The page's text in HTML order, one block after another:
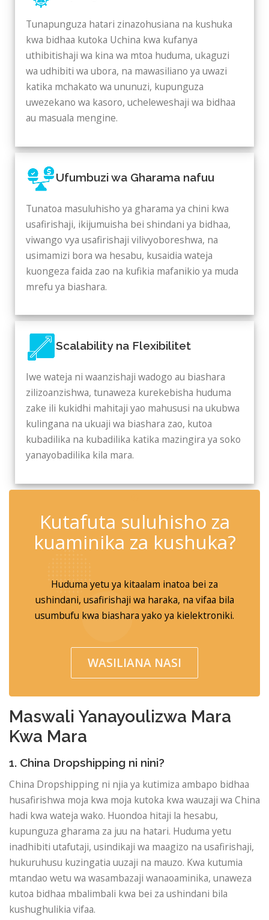
Tunapunguza hatari zinazohusiana na kushuka
kwa bidhaa kutoka Uchina kwa kufanya
uthibitishaji wa kina wa mtoa huduma, ukaguzi
wa udhibiti wa ubora, na mawasiliano ya uwazi
katika mchakato wa ununuzi, kupunguza
uwezekano wa kasoro, ucheleweshaji wa bidhaa
au masuala mengine.
Ufumbuzi wa Gharama nafuu
Tunatoa masuluhisho ya gharama ya chini kwa
usafirishaji, ikijumuisha bei shindani ya bidhaa,
viwango vya usafirishaji vilivyoboreshwa, na
usimamizi bora wa hesabu, kusaidia wateja
kuongeza faida zao na kufikia mafanikio ya muda
mrefu ya biashara.
Scalability na Flexibilitet
Iwe wateja ni waanzishaji wadogo au biashara
zilizoanzishwa, tunaweza kurekebisha huduma
zake ili kukidhi mahitaji yao mahususi na ukubwa
kulingana na ukuaji wa biashara zao, kutoa
kubadilika na kubadilika katika mazingira ya soko
yanayobadilika kila mara.
Kutafuta suluhisho za
kuaminika za kushuka?
Huduma yetu ya kitaalam inatoa bei za
ushindani, usafirishaji wa haraka, na vifaa bila
usumbufu kwa biashara yako ya kielektroniki.
WASILIANA NASI
Maswali Yanayoulizwa Mara
Kwa Mara
1. China Dropshipping ni nini?
China Dropshipping ni njia ya kutimiza ambapo bidhaa
husafirishwa moja kwa moja kutoka kwa wauzaji wa China
hadi kwa wateja wako. Huondoa hitaji la hesabu,
kupunguza gharama za juu na hatari. Huduma yetu
inadhibiti utafutaji, usindikaji wa maagizo na usafirishaji,
hukuruhusu kuzingatia uuzaji na mauzo. Kwa kutumia
mtandao wetu wa wasambazaji wanaoaminika, unaweza
kutoa bidhaa mbalimbali kwa bei za ushindani bila
kushughulikia vifaa.